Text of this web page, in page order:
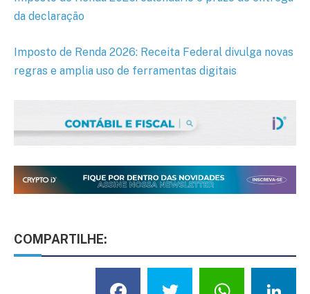
da declaração
Imposto de Renda 2026: Receita Federal divulga novas
regras e amplia uso de ferramentas digitais
COMPARTILHE: